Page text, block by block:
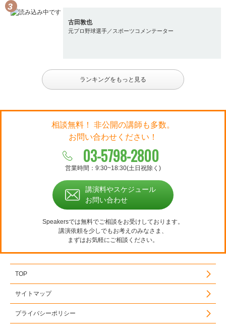
古田敦也
元プロ野球選手／スポーツコメンテーター
ランキングをもっと見る
相談無料！ 非公開の講師も多数。
お問い合わせください！
03-5798-2800
営業時間：9:30~18:30(土日祝除く)
講演料やスケジュール
お問い合わせ
Speakersでは無料でご相談をお受けしております。
講演依頼を少しでもお考えのみなさま、
まずはお気軽にご相談ください。
TOP
サイトマップ
プライバシーポリシー